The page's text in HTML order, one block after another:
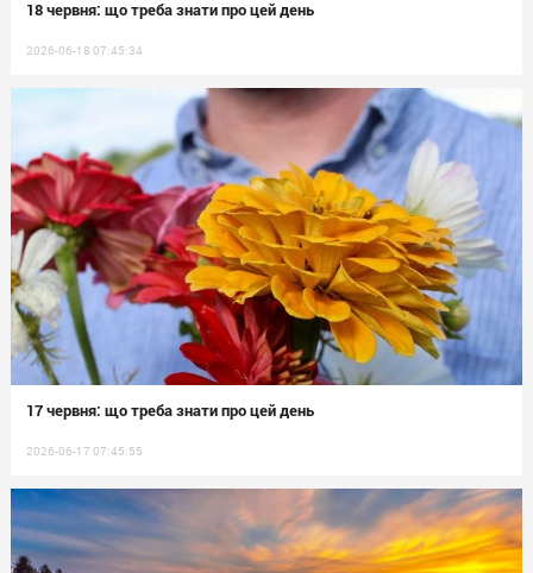
18 червня: що треба знати про цей день
2026-06-18 07:45:34
17 червня: що треба знати про цей день
2026-06-17 07:45:55